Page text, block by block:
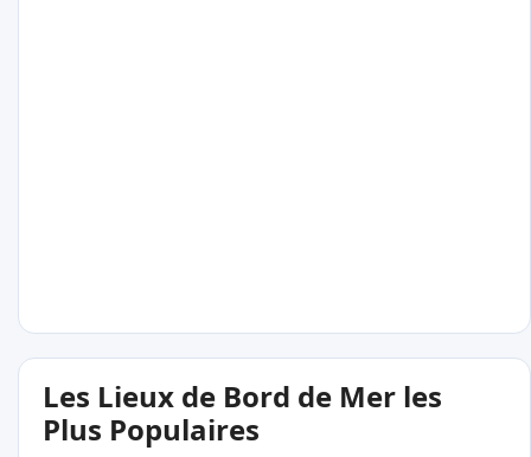
27°C
Petrovac
Les Lieux de Bord de Mer les
Plus Populaires